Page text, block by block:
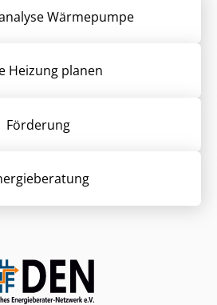
Wärmepumpe
Heizung planen
Förderung